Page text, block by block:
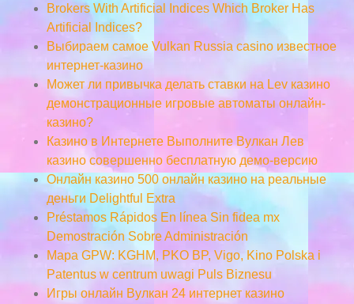
Brokers With Artificial Indices Which Broker Has
Artificial Indices?
Выбираем самое Vulkan Russia casino известное
интернет-казино
Может ли привычка делать ставки на Lev казино
демонстрационные игровые автоматы онлайн-
казино?
Казино в Интернете Выполните Вулкан Лев
казино совершенно бесплатную демо-версию
Онлайн казино 500 онлайн казино на реальные
деньги Delightful Extra
Préstamos Rápidos En línea Sin fidea mx
Demostración Sobre Administración
Mapa GPW: KGHM, PKO BP, Vigo, Kino Polska i
Patentus w centrum uwagi Puls Biznesu
Игры онлайн Вулкан 24 интернет казино